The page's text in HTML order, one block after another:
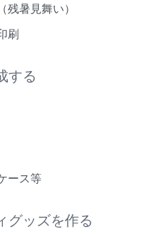
残暑見舞い）
刷
する
ース等
グッズを作る